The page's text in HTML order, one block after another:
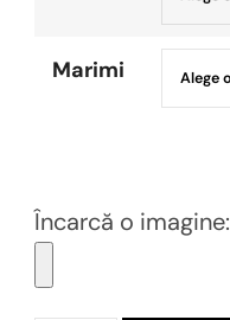
Marimi
Încarcă o imagine: